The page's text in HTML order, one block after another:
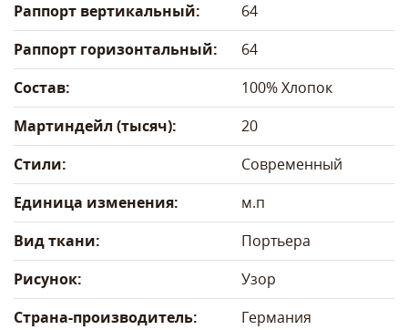
Раппорт вертикальный:
64
Раппорт горизонтальный:
64
Состав:
100% Хлопок
Мартиндейл (тысяч):
20
Стили:
Современный
Единица изменения:
м.п
Вид ткани:
Портьера
Рисунок:
Узор
Страна-производитель:
Германия